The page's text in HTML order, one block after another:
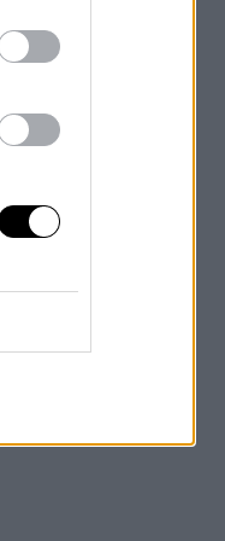
svårt att styla
så ansiktet
i olika nivåer
inslag.
på hårfärgen
har
behöva sätta